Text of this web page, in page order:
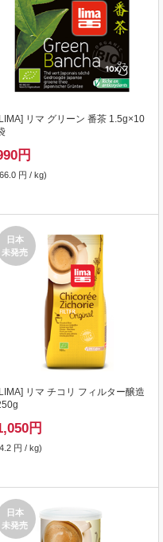
] リマ グリーン 番茶 1.5g×10
円
円 / kg)
日本
未発売
] リマ チコリ フィルター醸造
円
円 / kg)
日本
未発売